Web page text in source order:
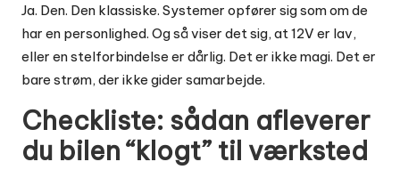
Ja. Den. Den klassiske. Systemer opfører sig som om de
har en personlighed. Og så viser det sig, at 12V er lav,
eller en stelforbindelse er dårlig. Det er ikke magi. Det er
bare strøm, der ikke gider samarbejde.
Checkliste: sådan afleverer
du bilen “klogt” til værksted